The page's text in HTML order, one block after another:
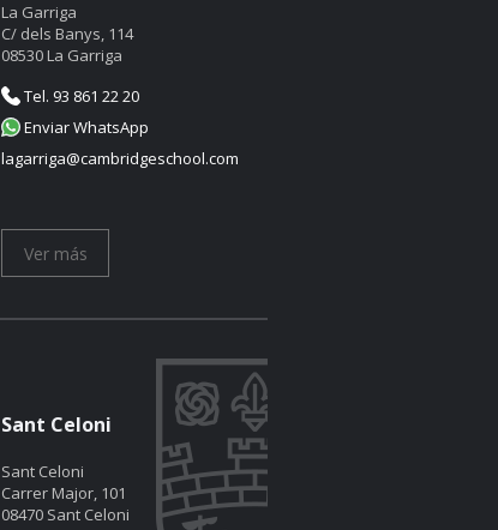
La Garriga
C/ dels Banys, 114
08530 La Garriga
Tel. 93 861 22 20
Enviar WhatsApp
lagarriga@cambridgeschool.com
Ver más
Sant Celoni
Sant Celoni
Carrer Major, 101
08470 Sant Celoni